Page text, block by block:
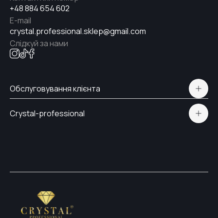
+48 884 654 602
crystal.professional.sklep@gmail.com
E-mail
Слідкуй за нами
Обслуговування клієнта
Доставка і Оплата
Crystal-professional